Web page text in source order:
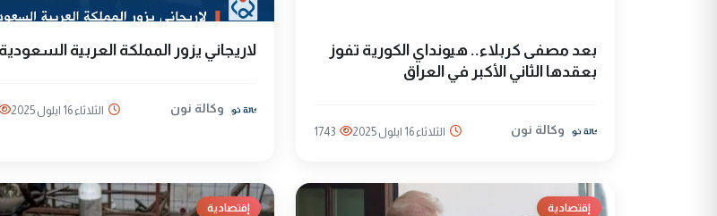
بعد مصفى كربلاء.. هيونداي الكورية تفوز
بعقدها الثاني الأكبر في العراق
وكالة نون الثلاثاء 16 ايلول 2025 1743
لاريجاني يزور المملكة العربية السعودية
وكالة نون الثلاثاء 16 ايلول 2025
إقتصادية إقتصادية